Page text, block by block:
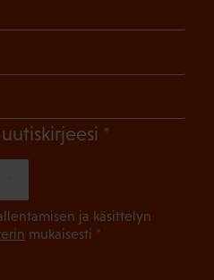
(Pakollinen)
ja käsittelyn
mukaisesti *